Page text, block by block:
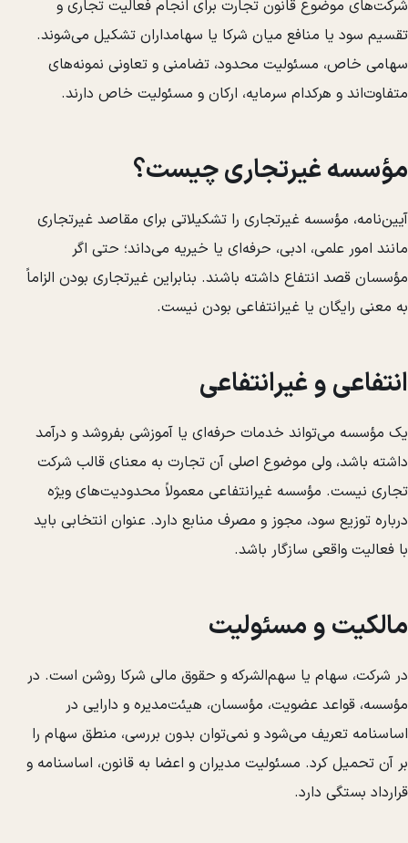
شرکت‌های موضوع قانون تجارت برای انجام فعالیت تجاری و
تقسیم سود یا منافع میان شرکا یا سهامداران تشکیل می‌شوند.
سهامی خاص، مسئولیت محدود، تضامنی و تعاونی نمونه‌های
متفاوت‌اند و هرکدام سرمایه، ارکان و مسئولیت خاص دارند.
مؤسسه غیرتجاری چیست؟
آیین‌نامه، مؤسسه غیرتجاری را تشکیلاتی برای مقاصد غیرتجاری
مانند امور علمی، ادبی، حرفه‌ای یا خیریه می‌داند؛ حتی اگر
مؤسسان قصد انتفاع داشته باشند. بنابراین غیرتجاری بودن الزاماً
به معنی رایگان یا غیرانتفاعی بودن نیست.
انتفاعی و غیرانتفاعی
یک مؤسسه می‌تواند خدمات حرفه‌ای یا آموزشی بفروشد و درآمد
داشته باشد، ولی موضوع اصلی آن تجارت به معنای قالب شرکت
تجاری نیست. مؤسسه غیرانتفاعی معمولاً محدودیت‌های ویژه
درباره توزیع سود، مجوز و مصرف منابع دارد. عنوان انتخابی باید
با فعالیت واقعی سازگار باشد.
مالکیت و مسئولیت
در شرکت، سهام یا سهم‌الشرکه و حقوق مالی شرکا روشن است. در
مؤسسه، قواعد عضویت، مؤسسان، هیئت‌مدیره و دارایی در
اساسنامه تعریف می‌شود و نمی‌توان بدون بررسی، منطق سهام را
بر آن تحمیل کرد. مسئولیت مدیران و اعضا به قانون، اساسنامه و
قرارداد بستگی دارد.